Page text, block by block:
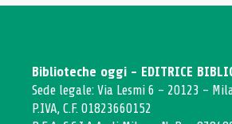
Biblioteche oggi - EDITRICE
Sede legale: Via Lesmi 6 - 20123 -
P.IVA, C.F. 01823660152